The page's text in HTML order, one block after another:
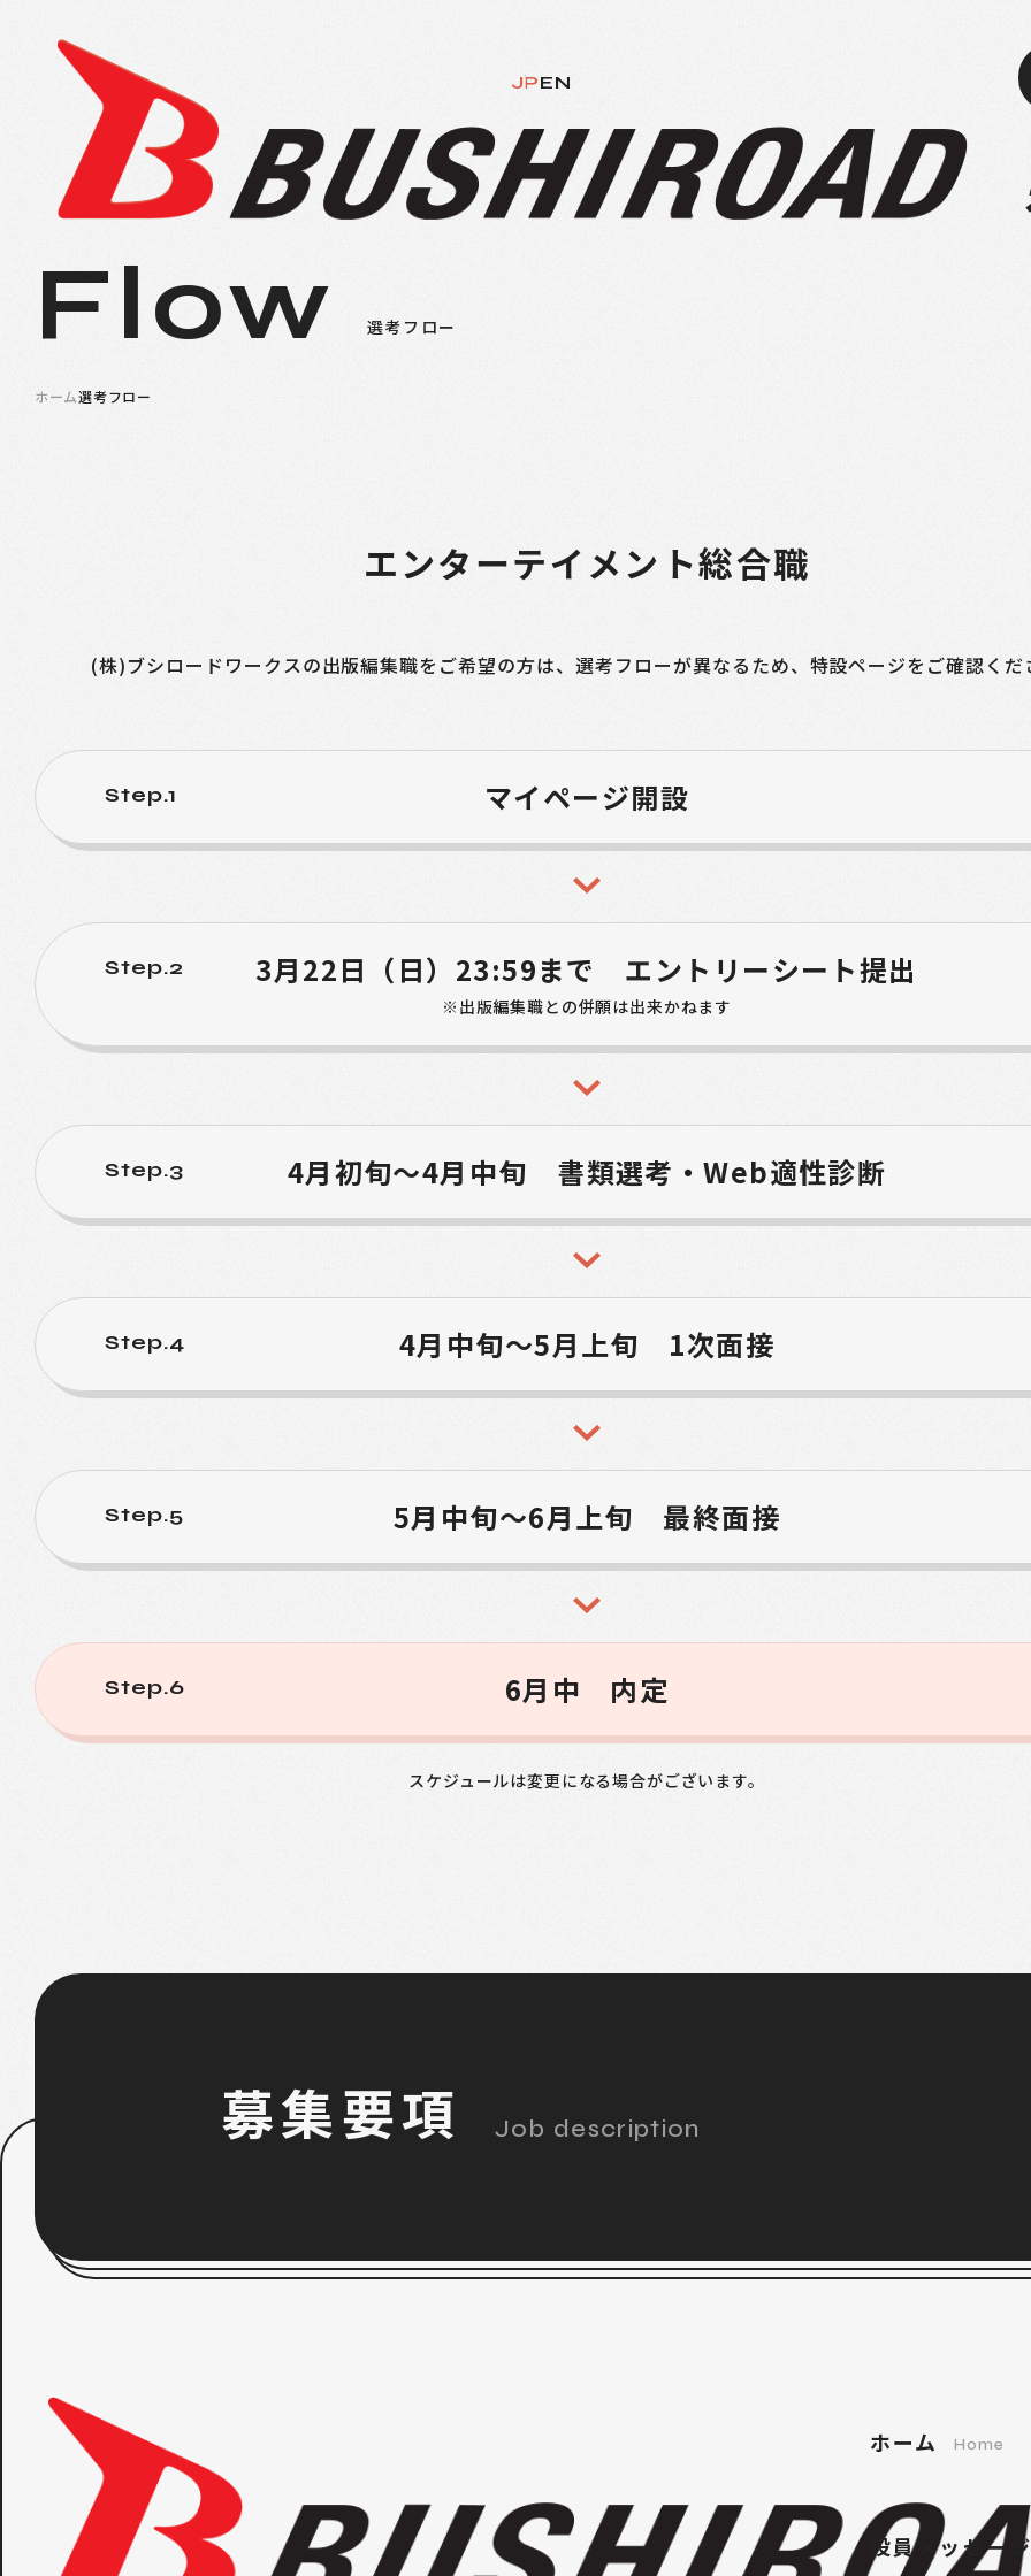
JPEN
Flow 選考フロー
ホーム選考フロー
エンターテイメント総合職
(株)ブシロードワークスの出版編集職をご希望の方は、選考フローが異なるため、特設ページをご確認くだ
Step.1 マイページ開設
Step.2 3月22日（日）23:59まで エントリーシート提出
※出版編集職との併願は出来かねます
Step.3 4月初旬～4月中旬 書類選考・Web適性診断
Step.4 4月中旬～5月上旬 1次面接
Step.5 5月中旬～6月上旬 最終面接
Step.6 6月中 内定
スケジュールは変更になる場合がございます。
募集要項 Job description
ホーム Home
役員メッセー